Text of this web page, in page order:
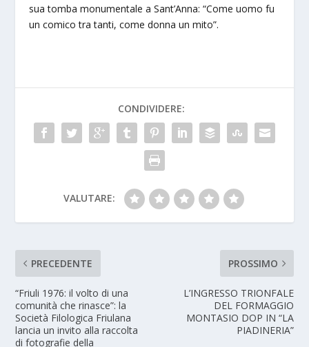
sua tomba monumentale a Sant’Anna: “Come uomo fu
un comico tra tanti, come donna un mito”.
CONDIVIDERE:
VALUTARE:
PRECEDENTE
“Friuli 1976: il volto di una
comunità che rinasce”: la
Società Filologica Friulana
lancia un invito alla raccolta
di fotografie della
PROSSIMO
L’INGRESSO TRIONFALE
DEL FORMAGGIO
MONTASIO DOP IN “LA
PIADINERIA”